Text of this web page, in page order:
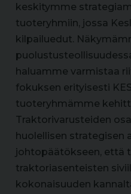
keskitymme
tuoteryhmiin, jossa
kilpailuedut.
haluamme varmistaa
fokuksen erityisesti
tuoteryhmämme
Traktorivarusteiden
huolellisen strategisen
johtopäätökseen, että
traktoriasenteisten
kokonaisuuden